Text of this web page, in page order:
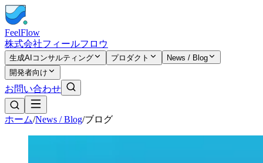
FeelFlow
株式会社フィールフロウ
生成AIコンサルティング プロダクト
News / Blog
開発者向け
お問い合わせ
ホーム/News / Blog/ブログ